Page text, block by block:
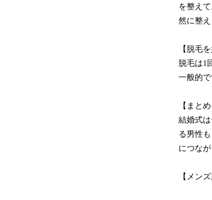
を整え
然に整え
【脱毛
脱毛は1
一般的
【まとめ
結婚式
る男性
につな
【メン